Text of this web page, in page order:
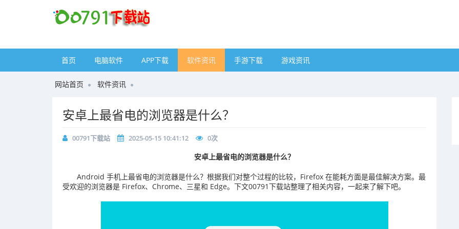
首页 电脑软件 APP下载 软件资讯 手游下载 游戏资讯
网站首页 软件资讯
安卓上最省电的浏览器是什么？
00791下载站 2025-05-15 10:41:12 0次
安卓上最省电的浏览器是什么？
Android 手机上最省电的浏览器是什么？根据我们对整个过程的比较，Firefox 在能耗方面是最佳解决方案。最
受欢迎的浏览器是 Firefox、Chrome、三星和 Edge。下文00791下载站整理了相关内容，一起来了解下吧。